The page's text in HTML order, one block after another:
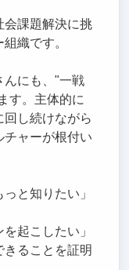
会課題解決に挑
織です。
んにも、"一戦
す。主体的に
し続けながら
チャーが根付い
と知りたい」
起こしたい」
きることを証明